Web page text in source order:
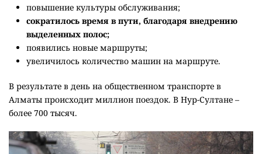
повышение культуры обслуживания;
сократилось время в пути, благодаря внедрению
выделенных полос;
появились новые маршруты;
увеличилось количество машин на маршруте.
В результате в день на общественном транспорте в
Алматы происходит миллион поездок. В Нур-Султане –
более 700 тысяч.